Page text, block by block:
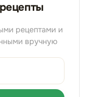
рецептами и
вручную